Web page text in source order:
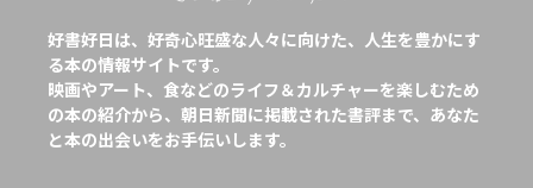
好書好日は、好奇心旺盛な人々に向けた、人生を豊かにす
る本の情報サイトです。
映画やアート、食などのライフ＆カルチャーを楽しむため
の本の紹介から、朝日新聞に掲載された書評まで、あなた
と本の出会いをお手伝いします。